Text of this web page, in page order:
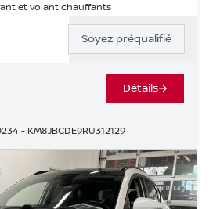
et volant chauffants
Soyez préqualifié
Détails
- KM8JBCDE9RU312129